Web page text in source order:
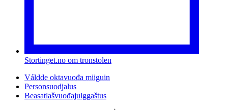
Stortinget.no om tronstolen
Váldde oktavuođa miiguin
Personsuodjalus
Beasatlašvuođajulggaštus